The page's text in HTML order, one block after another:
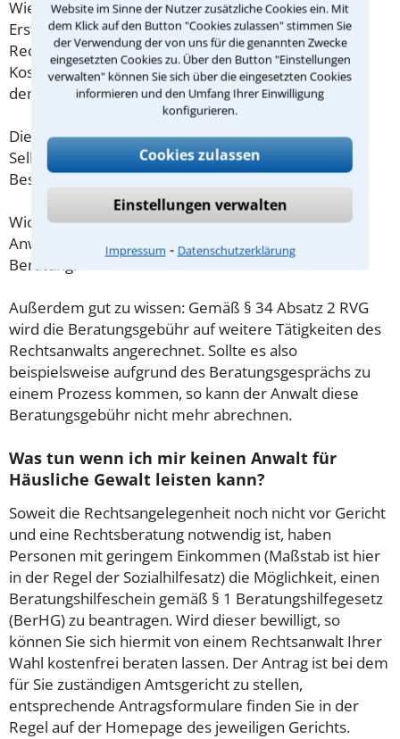
Website im Sinne der Nutzer zusätzliche Cookies ein. Mit
dem Klick auf den Button "Cookies zulassen" stimmen Sie
der Verwendung der von uns für die genannten Zwecke
eingesetzten Cookies zu. Über den Button "Einstellungen
verwalten" können Sie sich über die eingesetzten Cookies
informieren und den Umfang Ihrer Einwilligung
konfigurieren.
Cookies zulassen
Einstellungen verwalten
Impressum ⁃ Datenschutzerklärung
Wieviel ein Rechtsanwalt in Saarbrücken für eine
Erstberatung verlangen darf, ist in §34 des
Rechtsanwaltsvergütungsgesetz (RVG) geregelt. Die
Kosten für das erste Beratungsgespräch betragen
demnach maximal 190,00 € zzgl. MwSt.
Diese Regelung gilt jedoch nur für Verbraucher. Für
Selbstständige oder Freiberufler gilt diese
Beschränkung nicht.
Wichtig daher: Klären Sie die Kostenfrage mit Ihrem
Anwalt aus Saarbrücken schon zu Beginn der ersten
Beratung.
Außerdem gut zu wissen: Gemäß § 34 Absatz 2 RVG
wird die Beratungsgebühr auf weitere Tätigkeiten des
Rechtsanwalts angerechnet. Sollte es also
beispielsweise aufgrund des Beratungsgesprächs zu
einem Prozess kommen, so kann der Anwalt diese
Beratungsgebühr nicht mehr abrechnen.
Was tun wenn ich mir keinen Anwalt für
Häusliche Gewalt leisten kann?
Soweit die Rechtsangelegenheit noch nicht vor Gericht
und eine Rechtsberatung notwendig ist, haben
Personen mit geringem Einkommen (Maßstab ist hier
in der Regel der Sozialhilfesatz) die Möglichkeit, einen
Beratungshilfeschein gemäß § 1 Beratungshilfegesetz
(BerHG) zu beantragen. Wird dieser bewilligt, so
können Sie sich hiermit von einem Rechtsanwalt Ihrer
Wahl kostenfrei beraten lassen. Der Antrag ist bei dem
für Sie zuständigen Amtsgericht zu stellen,
entsprechende Antragsformulare finden Sie in der
Regel auf der Homepage des jeweiligen Gerichts.